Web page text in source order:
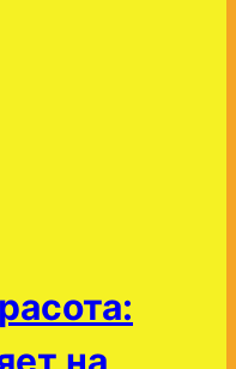
на